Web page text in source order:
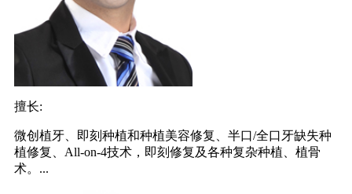
擅长:
微创植牙、即刻种植和种植美容修复、半口/全口牙缺失种
植修复、All-on-4技术，即刻修复及各种复杂种植、植骨
术。...